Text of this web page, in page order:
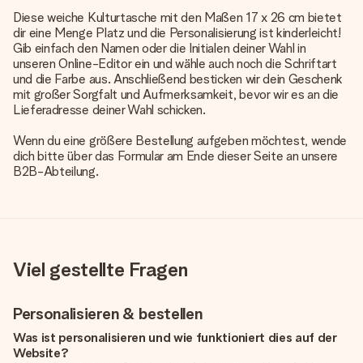
Diese weiche Kulturtasche mit den Maßen 17 x 26 cm bietet
dir eine Menge Platz und die Personalisierung ist kinderleicht!
Gib einfach den Namen oder die Initialen deiner Wahl in
unseren Online-Editor ein und wähle auch noch die Schriftart
und die Farbe aus. Anschließend besticken wir dein Geschenk
mit großer Sorgfalt und Aufmerksamkeit, bevor wir es an die
Lieferadresse deiner Wahl schicken.
Wenn du eine größere Bestellung aufgeben möchtest, wende
dich bitte über das Formular am Ende dieser Seite an unsere
B2B-Abteilung.
Viel gestellte Fragen
Personalisieren & bestellen
Was ist personalisieren und wie funktioniert dies auf der
Website?